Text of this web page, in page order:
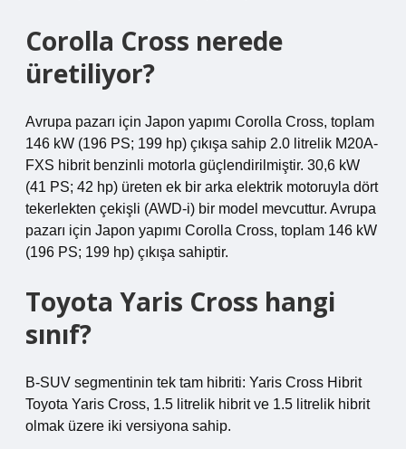
Corolla Cross nerede
üretiliyor?
Avrupa pazarı için Japon yapımı Corolla Cross, toplam
146 kW (196 PS; 199 hp) çıkışa sahip 2.0 litrelik M20A-
FXS hibrit benzinli motorla güçlendirilmiştir. 30,6 kW
(41 PS; 42 hp) üreten ek bir arka elektrik motoruyla dört
tekerlekten çekişli (AWD-i) bir model mevcuttur. Avrupa
pazarı için Japon yapımı Corolla Cross, toplam 146 kW
(196 PS; 199 hp) çıkışa sahiptir.
Toyota Yaris Cross hangi
sınıf?
B-SUV segmentinin tek tam hibriti: Yaris Cross Hibrit
Toyota Yaris Cross, 1.5 litrelik hibrit ve 1.5 litrelik hibrit
olmak üzere iki versiyona sahip.